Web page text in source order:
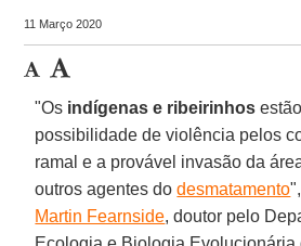
11 Março 2020
"Os indígenas e ribeirinhos
possibilidade de violência pelos
ramal e a provável invasão da
outros agentes dodesmatamento
Martin Fearnside, doutor pelo